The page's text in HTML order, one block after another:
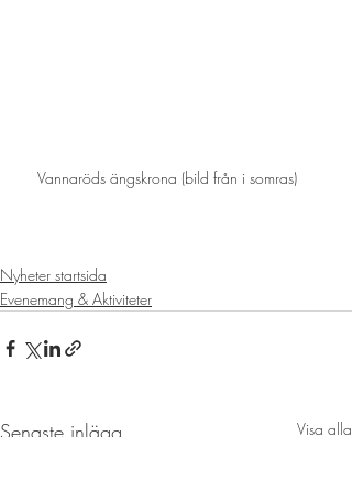
Vannaröds ängskrona (bild från i somras)
Nyheter startsida
Evenemang & Aktiviteter
Senaste inlägg Visa alla